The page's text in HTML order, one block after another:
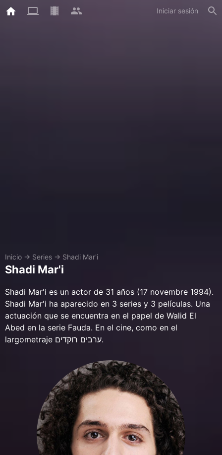
Iniciar sesión
Inicio → Series → Shadi Mar'i
Shadi Mar'i
Shadi Mar'i es un actor de 31 años (17 novembre 1994).
Shadi Mar'i ha aparecido en 3 series y 3 películas. Una
actuación que se encuentra en el papel de Walid El
Abed en la serie Fauda. En el cine, como en el
largometraje ערבים רוקדים.